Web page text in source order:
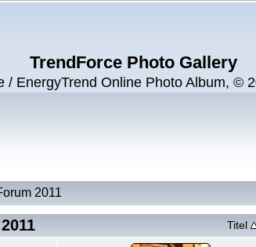
TrendForce Photo Gallery
EnergyTrend Online Photo Album, ©
2011
Titel